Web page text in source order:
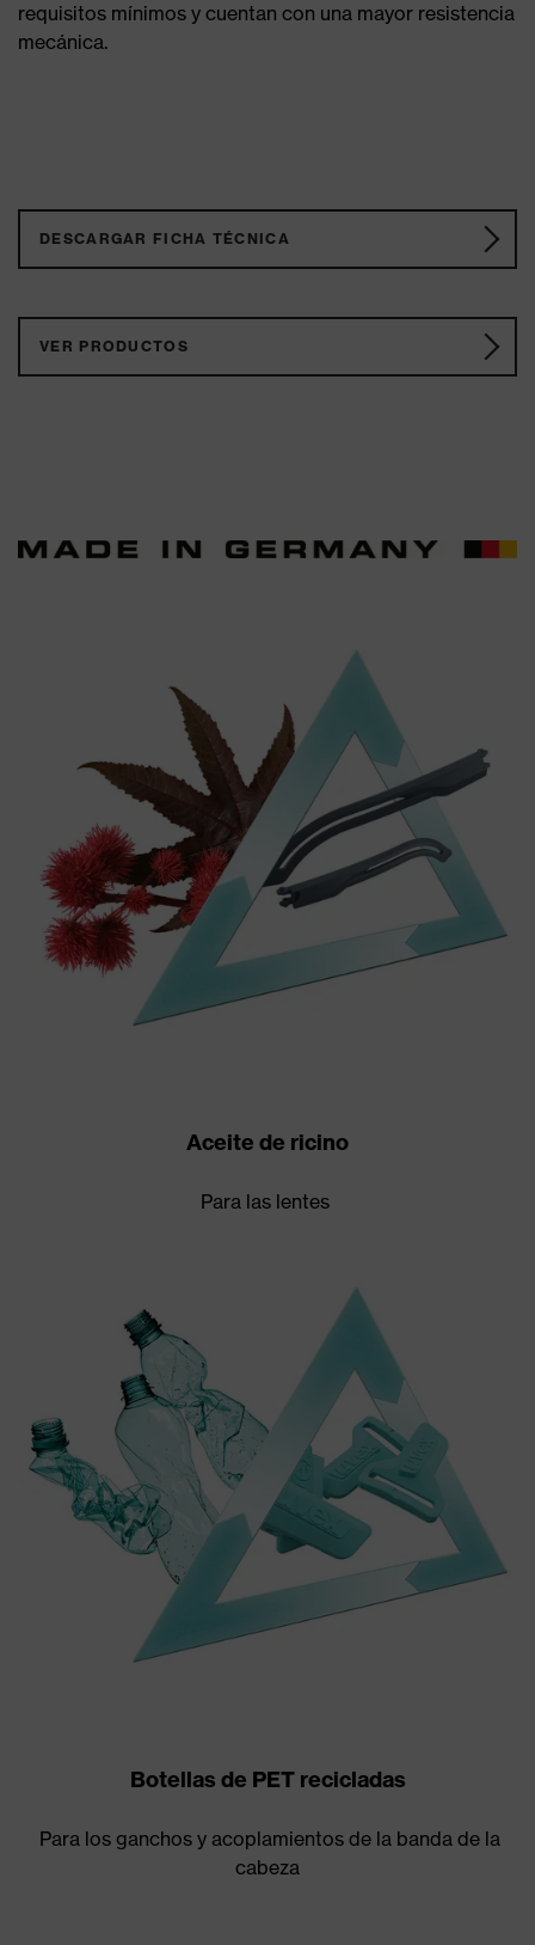
requisitos mínimos y cuentan con una mayor resistencia
mecánica.
DESCARGAR FICHA TÉCNICA
VER PRODUCTOS
Aceite de ricino
Para las lentes
Botellas de PET recicladas
Para los ganchos y acoplamientos de la banda de la
cabeza